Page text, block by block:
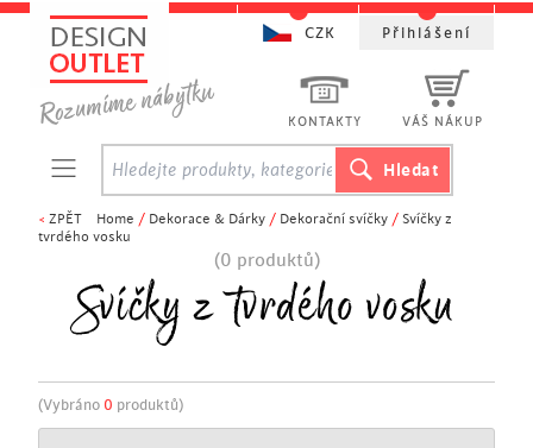
< ZPĚT Home / Dekorace & Dárky / Dekorační svíčky / Svíčky z
tvrdého vosku
(0 produktů)
Svíčky z tvrdého vosku
(Vybráno 0 produktů)
KONTAKTY VÁŠ NÁKUP
CZK Přihlášení